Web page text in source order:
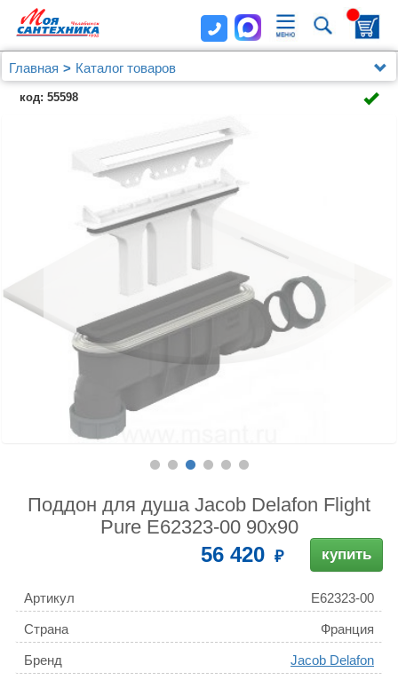
Главная
Каталог товаров
Душевые уголки, ограждения, поддоны
Душевые шторки (ограждения) на ванну и поддоны
Поддон для душа Jacob Delafon Flight Pure E62323-
код: 55598
Поддон для душа Jacob Delafon Flight
Pure E62323-00 90х90
56 420 купить
Артикул E62323-00
Страна Франция
Бренд Jacob Delafon